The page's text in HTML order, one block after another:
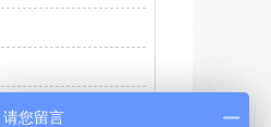
请您留言